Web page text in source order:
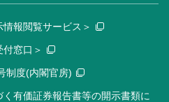
報閲覧サービス＞
窓口＞
制度(内閣官房)
有価証券報告書等の開示書類に